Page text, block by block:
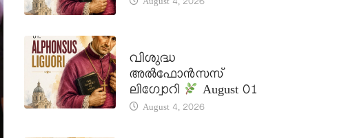
August 4, 2026
വിശുദ്ധ
അൽഫോൻസസ്
ലിഗ്വോറി
August 01
August 4, 2026